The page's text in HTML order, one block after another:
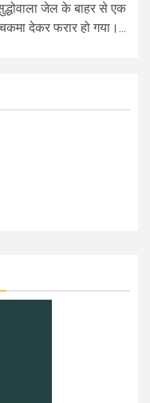
जेल के बाहर से एक
देकर फरार हो गया।...